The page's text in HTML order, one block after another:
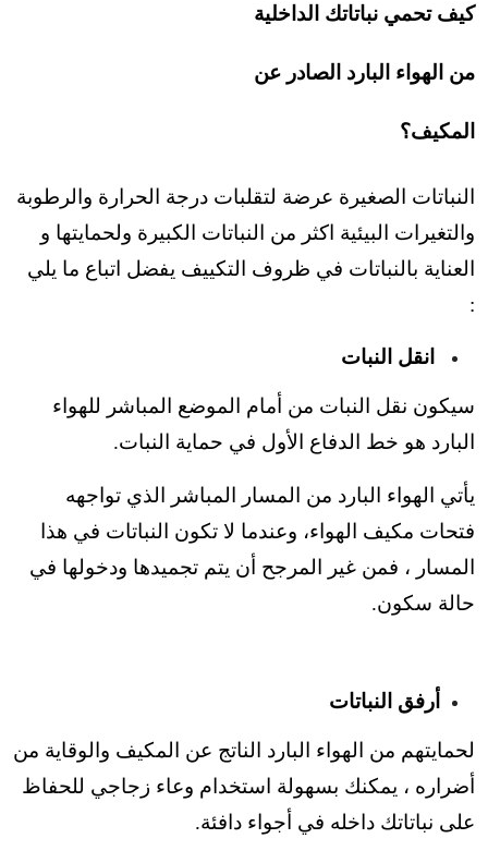
كيف تحمي نباتاتك الداخلية
من الهواء البارد الصادر عن
المكيف؟
النباتات الصغيرة عرضة لتقلبات درجة الحرارة والرطوبة
والتغيرات البيئية اكثر من النباتات الكبيرة ولحمايتها و
العناية بالنباتات في ظروف التكييف يفضل اتباع ما يلي
:
انقل النبات
سيكون نقل النبات من أمام الموضع المباشر للهواء
البارد هو خط الدفاع الأول في حماية النبات.
يأتي الهواء البارد من المسار المباشر الذي تواجهه
فتحات مكيف الهواء، وعندما لا تكون النباتات في هذا
المسار ، فمن غير المرجح أن يتم تجميدها ودخولها في
حالة سكون.
أرفق النباتات
لحمايتهم من الهواء البارد الناتج عن المكيف والوقاية من
أضراره ، يمكنك بسهولة استخدام وعاء زجاجي للحفاظ
على نباتاتك داخله في أجواء دافئة.